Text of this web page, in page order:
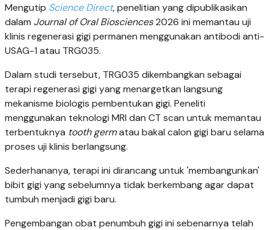
Mengutip Science Direct, penelitian yang dipublikasikan
dalam Journal of Oral Biosciences2026 ini memantau uji
klinis regenerasi gigi permanen menggunakan antibodi anti-
USAG-1 atau TRG035.
Dalam studi tersebut, TRG035 dikembangkan sebagai
terapi regenerasi gigi yang menargetkan langsung
mekanisme biologis pembentukan gigi. Peneliti
menggunakan teknologi MRI dan CT scan untuk memantau
terbentuknya toothgermatau bakal calon gigi baru selama
proses uji klinis berlangsung.
Sederhananya, terapi ini dirancang untuk 'membangunkan'
bibit gigi yang sebelumnya tidak berkembang agar dapat
tumbuh menjadi gigi baru.
Pengembangan obat penumbuh gigi ini sebenarnya telah